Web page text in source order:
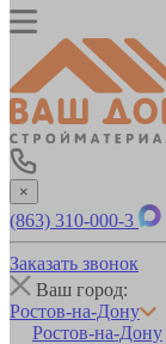
×
(863) 310-000-3
Заказать звонок
Ваш город:
Ростов-на-Дону
Ростов-на-Дону